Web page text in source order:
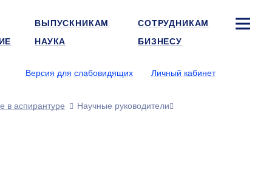
ВЫПУСКНИКАМ
СОТРУДНИКАМ
НАУКА БИЗНЕСУ
Версия для слабовидящих Личный кабинет
в аспирантуре Научные руководители